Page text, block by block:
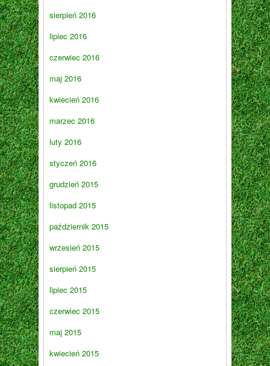
sierpień 2016
lipiec 2016
czerwiec 2016
maj 2016
kwiecień 2016
marzec 2016
luty 2016
styczeń 2016
grudzień 2015
listopad 2015
październik 2015
wrzesień 2015
sierpień 2015
lipiec 2015
czerwiec 2015
maj 2015
kwiecień 2015